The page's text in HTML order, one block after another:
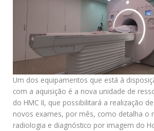
Um dos equipamentos que está à
com a aquisição é a nova unidade de
do HMC II, que possibilitará a realização
novos exames, por mês, como detalha o
radiologia e diagnóstico por imagem do